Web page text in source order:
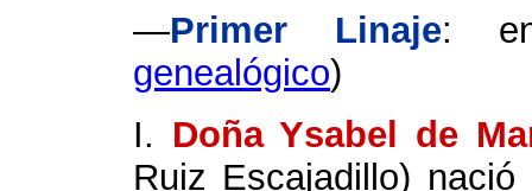
—Primer Linaje:
genealógico)
I. Doña Ysabel de
Ruiz Escajadillo)